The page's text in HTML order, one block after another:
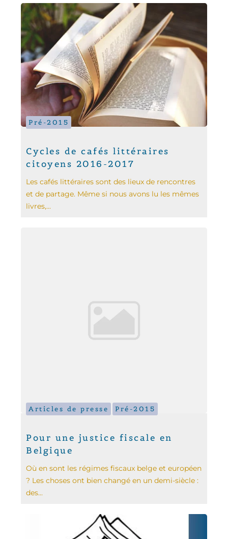
Pré-2015
Cycles de cafés littéraires
citoyens 2016-2017
Les cafés littéraires sont des lieux de rencontres
et de partage. Même si nous avons lu les mêmes
livres,...
Articles de presse Pré-2015
Pour une justice fiscale en
Belgique
Où en sont les régimes fiscaux belge et européen
? Les choses ont bien changé en un demi-siècle :
des...